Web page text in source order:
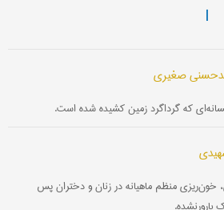
|
صغیری
که گرداگرد زمین کشیده شده است.
خون‌ریزی منظم ماهیانه در زنان و دختران پس